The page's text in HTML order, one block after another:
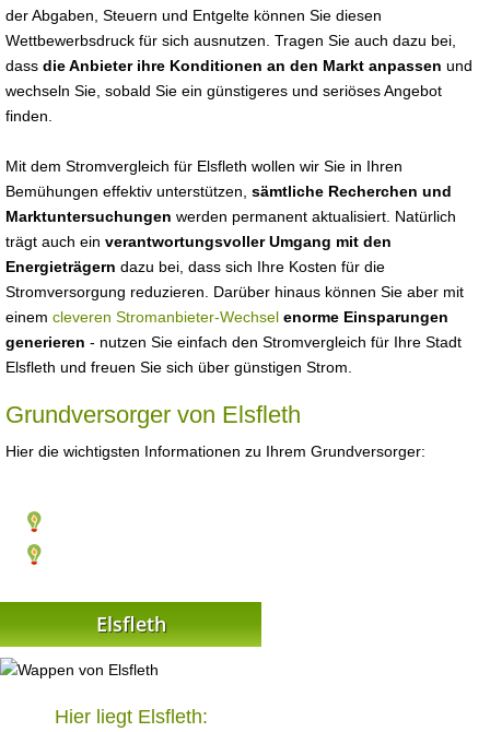
der Abgaben, Steuern und Entgelte können Sie diesen
Wettbewerbsdruck für sich ausnutzen. Tragen Sie auch dazu bei,
dass die Anbieter ihre Konditionen an den Markt anpassen und
wechseln Sie, sobald Sie ein günstigeres und seriöses Angebot
finden.
Mit dem Stromvergleich für Elsfleth wollen wir Sie in Ihren
Bemühungen effektiv unterstützen, sämtliche Recherchen und
Marktuntersuchungen werden permanent aktualisiert. Natürlich
trägt auch ein verantwortungsvoller Umgang mit den
Energieträgern dazu bei, dass sich Ihre Kosten für die
Stromversorgung reduzieren. Darüber hinaus können Sie aber mit
einem cleveren Stromanbieter-Wechsel enorme Einsparungen
generieren - nutzen Sie einfach den Stromvergleich für Ihre Stadt
Elsfleth und freuen Sie sich über günstigen Strom.
Grundversorger von Elsfleth
Hier die wichtigsten Informationen zu Ihrem Grundversorger:
Elsfleth
Hier liegt Elsfleth: